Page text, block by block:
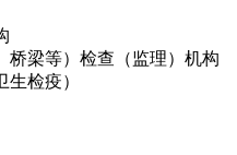
桥梁等）检查（监理）机构
检疫）